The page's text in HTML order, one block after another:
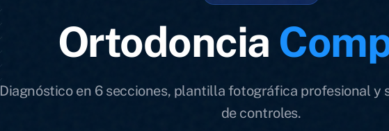
Ortodoncia
Diagnóstico en 6 secciones, plantilla fotográfica profesional y
de controles.